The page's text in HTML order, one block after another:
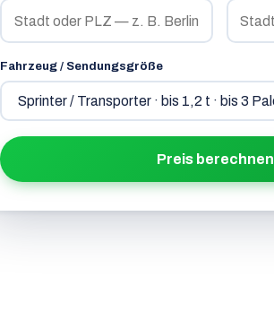
Fahrzeug / Sendungsgröße
Preis berechnen